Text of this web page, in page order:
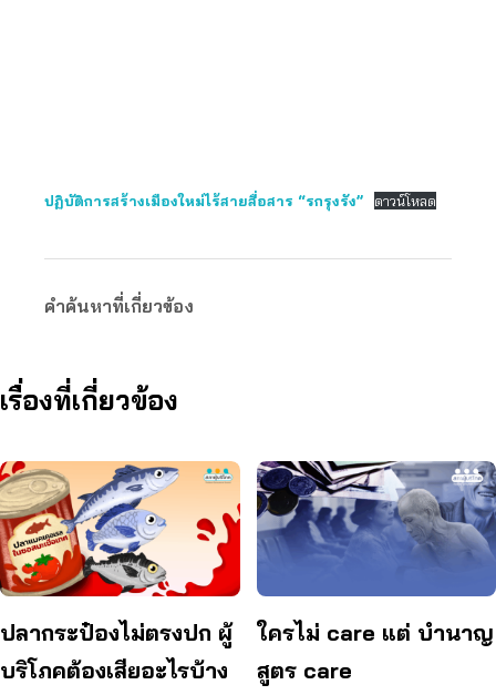
ปฏิบัติการสร้างเมืองใหม่ไร้สายสื่อสาร “รกรุงรัง” ดาวน์โหลด
คำค้นหาที่เกี่ยวข้อง
เรื่องที่เกี่ยวข้อง
ปลากระป๋องไม่ตรงปก ผู้
บริโภคต้องเสียอะไรบ้าง
ใครไม่ care แต่ บำนาญ
สูตร care